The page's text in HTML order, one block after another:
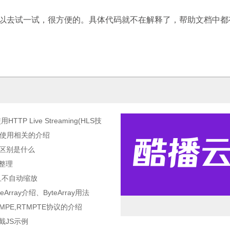
一试，很方便的。具体代码就不在解释了，帮助文档中都
HTTP Live Streaming(HLS技
用相关的介绍
别是什么
理
自动缩放
介绍、ByteArray用法
协议的介绍
JS示例